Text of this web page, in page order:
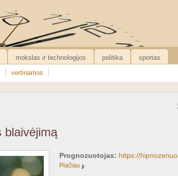
mokslas ir technologijos politika
sportas
vertinamos
blaivėjimą
Prognozuotojas: https://
Plačiau